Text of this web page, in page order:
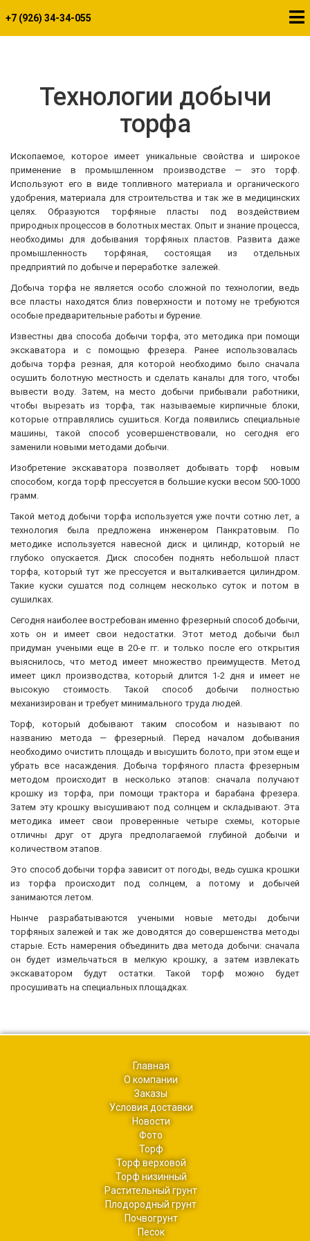
+7 (926) 34-34-055
Технологии добычи
торфа
Ископаемое, которое имеет уникальные свойства и широкое
применение в промышленном производстве — это торф.
Используют его в виде топливного материала и органического
удобрения, материала для строительства и так же в медицинских
целях. Образуются торфяные пласты под воздействием
природных процессов в болотных местах. Опыт и знание процесса,
необходимы для добывания торфяных пластов. Развита даже
промышленность торфяная, состоящая из отдельных
предприятий по добыче и переработке залежей.
Добыча торфа не является особо сложной по технологии, ведь
все пласты находятся близ поверхности и потому не требуются
особые предварительные работы и бурение.
Известны два способа добычи торфа, это методика при помощи
экскаватора и с помощью фрезера. Ранее использовалась
добыча торфа резная, для которой необходимо было сначала
осушить болотную местность и сделать каналы для того, чтобы
вывести воду. Затем, на место добычи прибывали работники,
чтобы вырезать из торфа, так называемые кирпичные блоки,
которые отправлялись сушиться. Когда появились специальные
машины, такой способ усовершенствовали, но сегодня его
заменили новыми методами добычи.
Изобретение экскаватора позволяет добывать торф новым
способом, когда торф прессуется в большие куски весом 500-1000
грамм.
Такой метод добычи торфа используется уже почти сотню лет, а
технология была предложена инженером Панкратовым. По
методике используется навесной диск и цилиндр, который не
глубоко опускается. Диск способен поднять небольшой пласт
торфа, который тут же прессуется и выталкивается цилиндром.
Такие куски сушатся под солнцем несколько суток и потом в
сушилках.
Сегодня наиболее востребован именно фрезерный способ добычи,
хоть он и имеет свои недостатки. Этот метод добычи был
придуман учеными еще в 20-е гг. и только после его открытия
выяснилось, что метод имеет множество преимуществ. Метод
имеет цикл производства, который длится 1-2 дня и имеет не
высокую стоимость. Такой способ добычи полностью
механизирован и требует минимального труда людей.
Торф, который добывают таким способом и называют по
названию метода — фрезерный. Перед началом добывания
необходимо очистить площадь и высушить болото, при этом еще и
убрать все насаждения. Добыча торфяного пласта фрезерным
методом происходит в несколько этапов: сначала получают
крошку из торфа, при помощи трактора и барабана фрезера.
Затем эту крошку высушивают под солнцем и складывают. Эта
методика имеет свои проверенные четыре схемы, которые
отличны друг от друга предполагаемой глубиной добычи и
количеством этапов.
Это способ добычи торфа зависит от погоды, ведь сушка крошки
из торфа происходит под солнцем, а потому и добычей
занимаются летом.
Нынче разрабатываются учеными новые методы добычи
торфяных залежей и так же доводятся до совершенства методы
старые. Есть намерения объединить два метода добычи: сначала
он будет измельчаться в мелкую крошку, а затем извлекать
экскаватором будут остатки. Такой торф можно будет
просушивать на специальных площадках.
Главная
О компании
Заказы
Условия доставки
Новости
Фото
Торф
Торф верховой
Торф низинный
Растительный грунт
Плодородный грунт
Почвогрунт
Песок